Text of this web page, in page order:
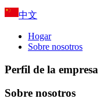
中文
Hogar
Sobre nosotros
Perfil de la empresa
Sobre nosotros